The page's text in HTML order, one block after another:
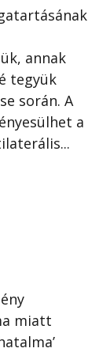
annak
tegyük
során. A
a
miatt